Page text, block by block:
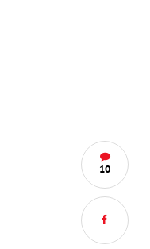
10